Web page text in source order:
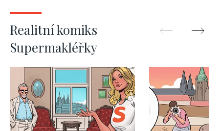
Realitní komiks
Supermakléřky